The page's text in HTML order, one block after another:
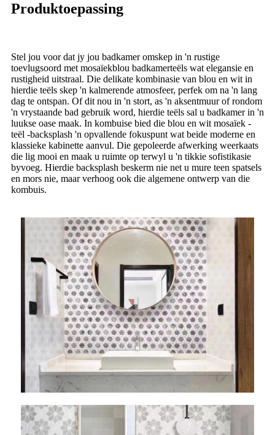
Produktoepassing
Stel jou voor dat jy jou badkamer omskep in 'n rustige
toevlugsoord met mosaïekblou badkamerteëls wat elegansie en
rustigheid uitstraal. Die delikate kombinasie van blou en wit in
hierdie teëls skep 'n kalmerende atmosfeer, perfek om na 'n lang
dag te ontspan. Of dit nou in 'n stort, as 'n aksentmuur of rondom
'n vrystaande bad gebruik word, hierdie teëls sal u badkamer in 'n
luukse oase maak. In kombuise bied die blou en wit mosaïek -
teël -backsplash 'n opvallende fokuspunt wat beide moderne en
klassieke kabinette aanvul. Die gepoleerde afwerking weerkaats
die lig mooi en maak u ruimte op terwyl u 'n tikkie sofistikasie
byvoeg. Hierdie backsplash beskerm nie net u mure teen spatsels
en mors nie, maar verhoog ook die algemene ontwerp van die
kombuis.